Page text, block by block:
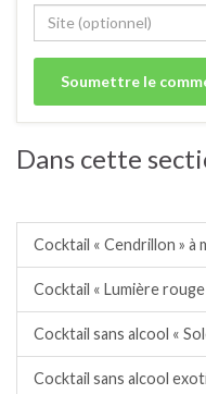
Dans cette
Cocktail « Cendrillon » à
Cocktail « Lumière
Cocktail sans alcool «
Cocktail sans alcool